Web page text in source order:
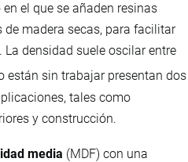
el que se añaden resinas
madera secas, para facilitar
densidad suele oscilar entre
están sin trabajar presentan dos
tales como
y construcción.
media (MDF) con una